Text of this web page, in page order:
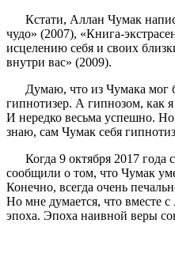
Кстати, Аллан Чумак
чудо» (2007), «Книга-
исцелению себя и своих
внутри вас» (2009).
Думаю, что из Чумака мог
гипнотизер. А гипнозом, как
И нередко весьма успешно. Но
знаю, сам Чумак себя
Когда 9 октября 2017 года
сообщили о том, что Чумак
Конечно, всегда очень
Но мне думается, что вместе
эпоха. Эпоха наивной веры